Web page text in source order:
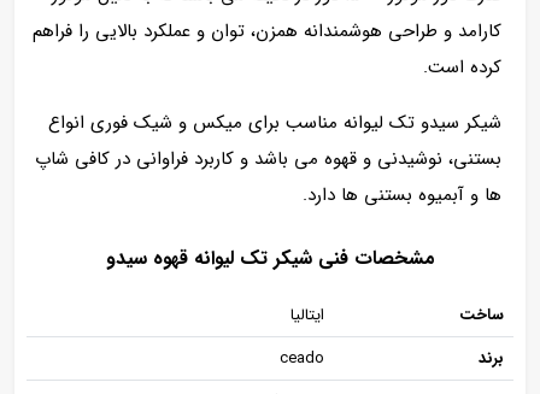
کارامد و طراحی هوشمندانه همزن، توان و عملکرد بالایی را فراهم
کرده است.
شیکر سیدو تک لیوانه مناسب برای میکس و شیک فوری انواع
بستنی، نوشیدنی و قهوه می باشد و کاربرد فراوانی در کافی شاپ
ها و آبمیوه بستنی ها دارد.
مشخصات فنی شیکر تک لیوانه قهوه سیدو
ساخت
ایتالیا
برند
ceado